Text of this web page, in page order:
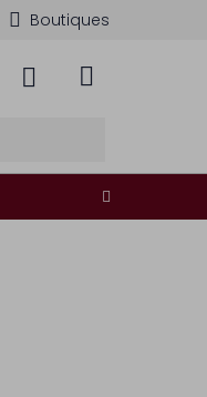
Boutiques